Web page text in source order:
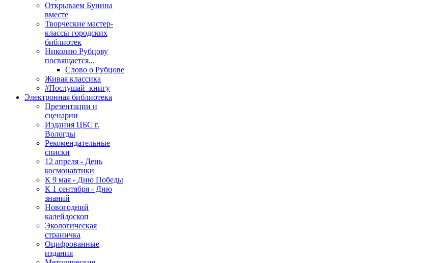
Открываем Бунина
вместе
Творческие мастер-
классы городских
библиотек
Николаю Рубцову
посвящается...
Слово о Рубцове
Живая классика
#Послушай_книгу
Электронная библиотека
Презентации и
сценарии
Издания ЦБС г.
Вологды
Рекомендательные
списки
12 апреля - День
космонавтики
К 9 мая - Дню Победы
К 1 сентября - Дню
знаний
Новогодний
калейдоскоп
Экологическая
страничка
Оцифрованные
издания